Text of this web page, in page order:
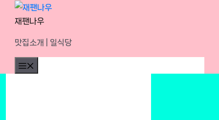
Skip
재팬나우
맛집소개 | 일식당